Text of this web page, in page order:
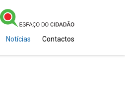
Notícias Contactos